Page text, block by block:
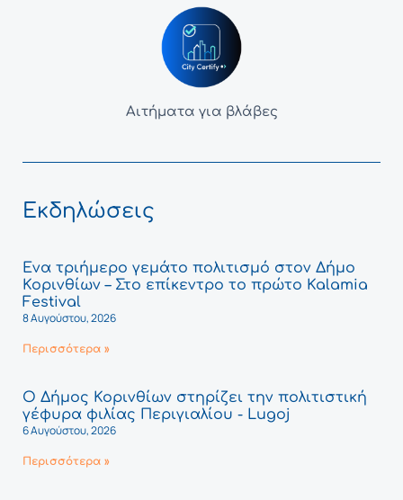
Αιτήματα για βλάβες
Εκδηλώσεις
Ένα τριήμερο γεμάτο πολιτισμό στον Δήμο
Κορινθίων – Στο επίκεντρο το πρώτο Kalamia
Festival
8 Αυγούστου, 2026
Περισσότερα »
Ο Δήμος Κορινθίων στηρίζει την πολιτιστική
γέφυρα φιλίας Περιγιαλίου - Lugoj
6 Αυγούστου, 2026
Περισσότερα »